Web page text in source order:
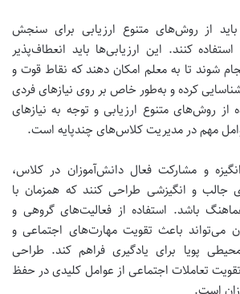
باید از روش‌های متنوع ارزیابی برای سنجش
کنند. این ارزیابی‌ها باید انعطاف‌پذیر
شوند تا به معلم امکان دهند که نقاط قوت و
کرده و به‌طور خاص بر روی نیازهای فردی
از روش‌های متنوع ارزیابی و توجه به نیازهای
مهم در مدیریت کلاس‌های چندپایه است.
و مشارکت فعال دانش‌آموزان در کلاس،
جالب و انگیزشی طراحی کنند که همزمان با
باشد. استفاده از فعالیت‌های گروهی و
می‌تواند باعث تقویت مهارت‌های اجتماعی و
پویا برای یادگیری فراهم کند. طراحی
تعاملات اجتماعی از عوامل کلیدی در حفظ